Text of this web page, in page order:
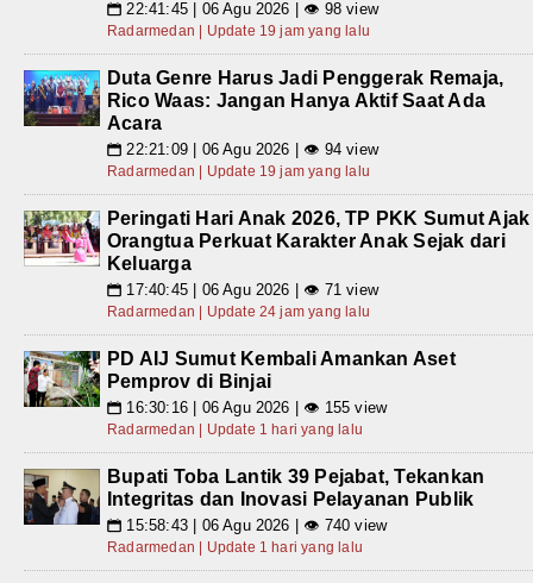
📅 22:41:45 | 06 Agu 2026 | 👁 98 view
Radarmedan | Update 19 jam yang lalu
Duta Genre Harus Jadi Penggerak Remaja,
Rico Waas: Jangan Hanya Aktif Saat Ada
Acara
📅 22:21:09 | 06 Agu 2026 | 👁 94 view
Radarmedan | Update 19 jam yang lalu
Peringati Hari Anak 2026, TP PKK Sumut Ajak
Orangtua Perkuat Karakter Anak Sejak dari
Keluarga
📅 17:40:45 | 06 Agu 2026 | 👁 71 view
Radarmedan | Update 24 jam yang lalu
PD AIJ Sumut Kembali Amankan Aset
Pemprov di Binjai
📅 16:30:16 | 06 Agu 2026 | 👁 155 view
Radarmedan | Update 1 hari yang lalu
Bupati Toba Lantik 39 Pejabat, Tekankan
Integritas dan Inovasi Pelayanan Publik
📅 15:58:43 | 06 Agu 2026 | 👁 740 view
Radarmedan | Update 1 hari yang lalu